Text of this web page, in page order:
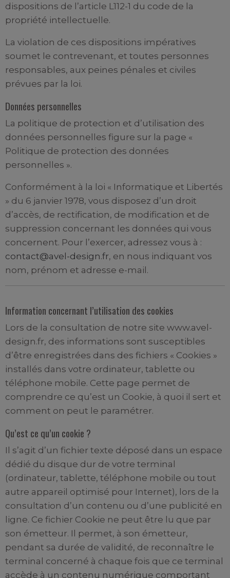
dispositions de l’article L112-1 du code de la
propriété intellectuelle.
La violation de ces dispositions impératives
soumet le contrevenant, et toutes personnes
responsables, aux peines pénales et civiles
prévues par la loi.
Données personnelles
La politique de protection et d’utilisation des
données personnelles figure sur la page «
Politique de protection des données
personnelles ».
Conformément à la loi « Informatique et Libertés
» du 6 janvier 1978, vous disposez d’un droit
d’accès, de rectification, de modification et de
suppression concernant les données qui vous
concernent. Pour l’exercer, adressez vous à :
contact@avel-design.fr, en nous indiquant vos
nom, prénom et adresse e-mail.
Information concernant l’utilisation des cookies
Lors de la consultation de notre site www.avel-
design.fr, des informations sont susceptibles
d’être enregistrées dans des fichiers « Cookies »
installés dans votre ordinateur, tablette ou
téléphone mobile. Cette page permet de
comprendre ce qu’est un Cookie, à quoi il sert et
comment on peut le paramétrer.
Qu’est ce qu’un cookie ?
Il s’agit d’un fichier texte déposé dans un espace
dédié du disque dur de votre terminal
(ordinateur, tablette, téléphone mobile ou tout
autre appareil optimisé pour Internet), lors de la
consultation d’un contenu ou d’une publicité en
ligne. Ce fichier Cookie ne peut être lu que par
son émetteur. Il permet, à son émetteur,
pendant sa durée de validité, de reconnaître le
terminal concerné à chaque fois que ce terminal
accède à un contenu numérique comportant